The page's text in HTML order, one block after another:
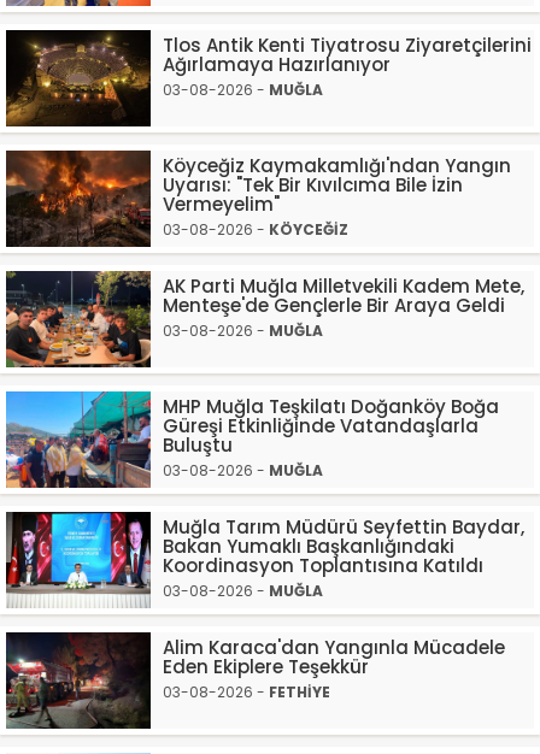
Tlos Antik Kenti Tiyatrosu Ziyaretçilerini
Ağırlamaya Hazırlanıyor
03-08-2026 - MUĞLA
Köyceğiz Kaymakamlığı'ndan Yangın
Uyarısı: "Tek Bir Kıvılcıma Bile İzin
Vermeyelim"
03-08-2026 - KÖYCEĞİZ
AK Parti Muğla Milletvekili Kadem Mete,
Menteşe'de Gençlerle Bir Araya Geldi
03-08-2026 - MUĞLA
MHP Muğla Teşkilatı Doğanköy Boğa
Güreşi Etkinliğinde Vatandaşlarla
Buluştu
03-08-2026 - MUĞLA
Muğla Tarım Müdürü Seyfettin Baydar,
Bakan Yumaklı Başkanlığındaki
Koordinasyon Toplantısına Katıldı
03-08-2026 - MUĞLA
Alim Karaca'dan Yangınla Mücadele
Eden Ekiplere Teşekkür
03-08-2026 - FETHİYE